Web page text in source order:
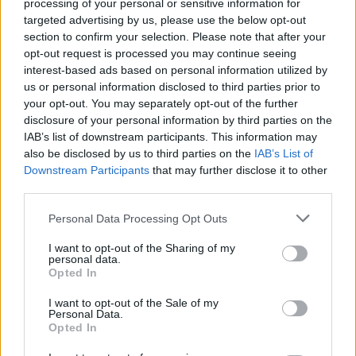
processing of your personal or sensitive information for
targeted advertising by us, please use the below opt-out
section to confirm your selection. Please note that after your
opt-out request is processed you may continue seeing
interest-based ads based on personal information utilized by
us or personal information disclosed to third parties prior to
your opt-out. You may separately opt-out of the further
disclosure of your personal information by third parties on the
IAB’s list of downstream participants. This information may
also be disclosed by us to third parties on the IAB’s List of
Downstream Participants that may further disclose it to other
Personal Data Processing Opt Outs
I want to opt-out of the Sharing of my
personal data.
Opted In
I want to opt-out of the Sale of my
Personal Data.
Opted In
Michálka, aby kompromitující nahrávky zničil. Co vévodilo
zpravodajství Ekolistu v prosinci 2010, tak jistě není těžké
uhodnout. Ano, byla torezignace ministra na svůj post.
Listopad 2010 v Ekolistu: Ulovení Jana Rybáře a pár
tipů na dobré čtení
1.12.2010
Milé čtenářky a milí čtenáři,
skoro celý listopad jsme se v programu Nadace Vodafone Rok jinak
snažili získat do naší redakce Jana Rybáře. Nakonec se to povedlo a
od ledna bude tento zkušený novinář (má za sebou 12 let v Mladé
frontě DNES, mimo jiné jako vedoucí zahraničního oddělení, v roce
našeho týmu. Těšíme se na to a doufáme, žeproměna, kterou
Ekolist.cz díky této spolupráci projde , potěší i vás.
Co nepropásnout na Ekolistu – říjen 2010
1.11.2010
Milé čtenářky a milí čtenáři,
představení článků, které by Vám neměly uniknout. Z říjnové várky
chci nejdřív upozornit na dva texty pro trpělivější čtenáře.